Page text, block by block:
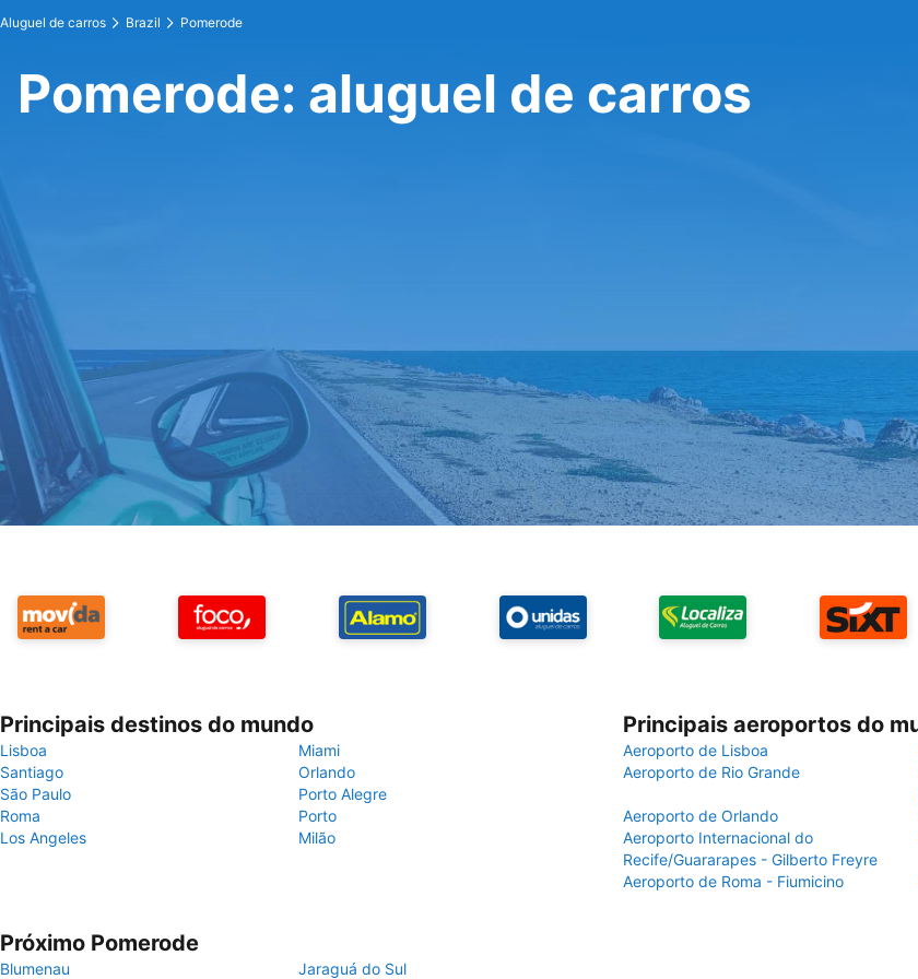
Aluguel de carros Brazil Pomerode
Pomerode: aluguel de carros
Principais destinos do mundo
Lisboa
Miami
Santiago
Orlando
São Paulo
Porto Alegre
Roma
Porto
Los Angeles
Milão
Principais aeroportos do
Aeroporto de Lisboa
Aeroporto de Rio Grande
Aeroporto de Orlando
Aeroporto Internacional do
Recife/Guararapes - Gilberto Freyre
Aeroporto de Roma - Fiumicino
Próximo Pomerode
Blumenau Jaraguá do Sul